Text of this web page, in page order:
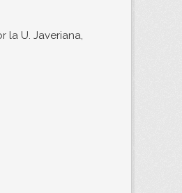
la U. Javeriana,